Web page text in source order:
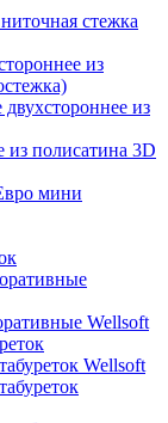
стежка
из
из
из полисатина 3D
мини
Wellsoft
Wellsoft